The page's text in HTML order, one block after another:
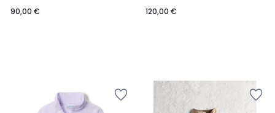
90,00 € 120,00 €